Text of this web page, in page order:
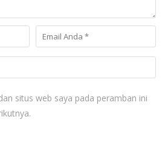
situs web saya pada peramban ini